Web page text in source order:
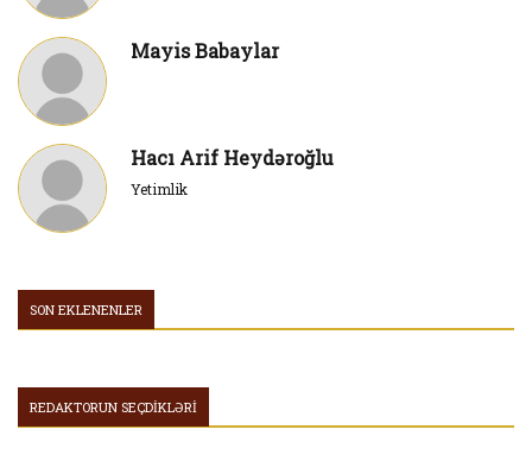
Mayis Babaylar
Hacı Arif Heydəroğlu
Yetimlik
SON EKLENENLER
REDAKTORUN SEÇDİKLƏRİ